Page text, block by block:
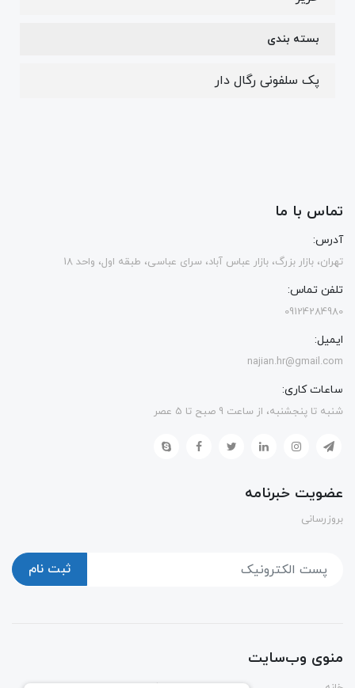
بسته بندی
پک سلفونی رگال دار
تماس با ما
آدرس:
تهران، بازار بزرگ، بازار عباس آباد، سرای عباسی، طبقه اول، واحد 18
تلفن تماس:
09124284980
ایمیل:
najian.hr@gmail.com
ساعات کاری:
شنبه تا پنجشنبه، از ساعت 9 صبح تا 5 عصر
عضویت خبرنامه
بروزرسانی
ثبت نام
منوی وب‌سایت